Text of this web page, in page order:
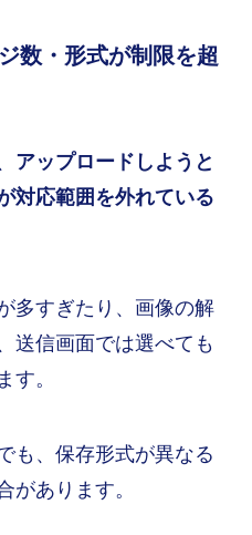
数・形式が制限を超
アップロードしようと
対応範囲を外れている
多すぎたり、画像の解
送信画面では選べても
す。
も、保存形式が異なる
があります。